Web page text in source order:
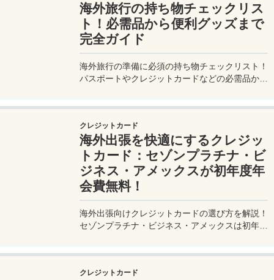
海外旅行の持ち物チェックリス
ト！必需品から便利グッズまで
完全ガイド
海外旅行の準備に必須の持ち物チェックリスト！
パスポートやクレジットカードなどの必需品か
ャートリップで今すぐチェック！
クレジットカード
海外出張を快適にするクレジッ
トカード：セゾンプラチナ・ビ
ジネス・アメックスが初年度年
会費無料！
海外出張向けクレジットカードの選び方を解説！
セゾンプラチナ・ビジネス・アメックスは初年度
クレジットカード